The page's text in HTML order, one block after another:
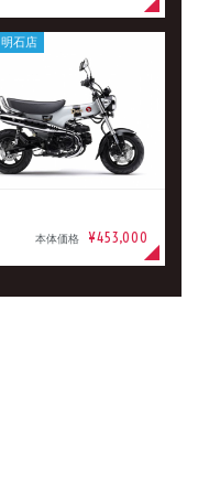
本体価格 ¥453,000
明石店